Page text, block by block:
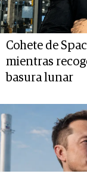
Cohete de
mientras
basura lunar